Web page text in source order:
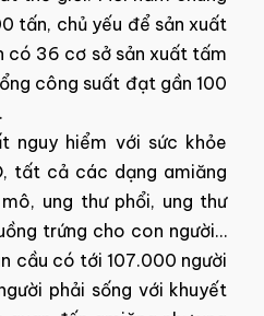
tấn, chủ yếu để sản xuất
có 36 cơ sở sản xuất tấm
công suất đạt gần 100
nguy hiểm với sức khỏe
tất cả các dạng amiăng
ung thư phổi, ung thư
trứng cho con người…
cầu có tới 107.000 người
phải sống với khuyết